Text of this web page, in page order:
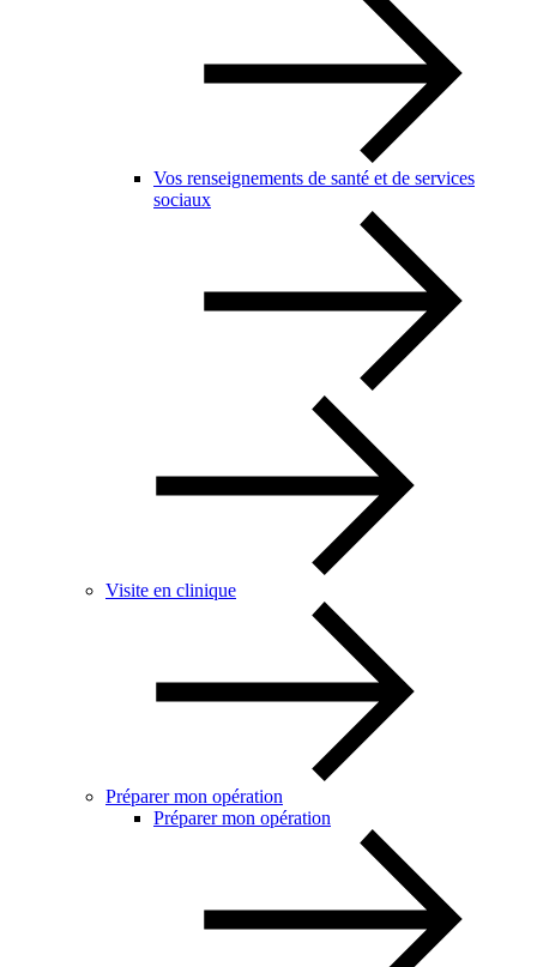
Vos renseignements de santé et de services
sociaux
Visite en clinique
Préparer mon opération
Préparer mon opération